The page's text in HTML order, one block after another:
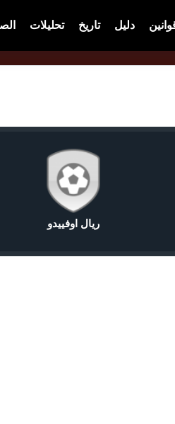
دليل تاريخ تحليلات
ريال اوفييدو